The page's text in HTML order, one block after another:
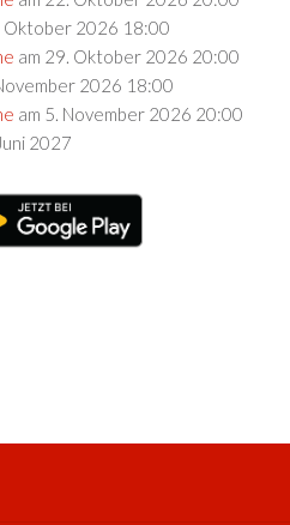
Oktober 2026 18:00
am 29. Oktober 2026 20:00
2026 18:00
am 5. November 2026 20:00
2027